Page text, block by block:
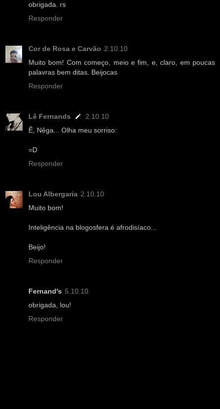
obrigada. rs
Responder
Cor de Rosa e Carvão 2.10.10
Muito bom! Com começo, meio e fim, e, claro, em poucas
palavras bem ditas. Beijocas
Responder
Lê Fernands
2.10.10
Ê, Nêga... Olha meu sorriso:
=D
Responder
Lou Albergaria 2.10.10
Muito bom!
Inteligência na blogosfera é afrodisíaco...
Beijo!
Responder
Fernand's 5.10.10
obrigada, lou!
Responder